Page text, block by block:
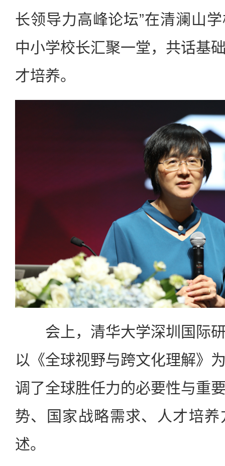
长领导力高峰论坛”在清澜山
中小学校长汇聚一堂，共话基
才培养。
会上，清华大学深圳国际研
以《全球视野与跨文化理解》
调了全球胜任力的必要性与重
势、国家战略需求、人才培
述。